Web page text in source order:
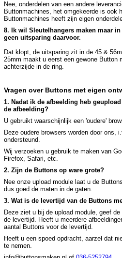
Nee, onderdelen van een andere
Buttonmachines, het omgekeerde is ook
Buttonmachines heeft zijn eigen
8. Ik wil Sleutelhangers maken maar
geen uitsparing daarvoor.
Dat klopt, de uitsparing zit in de 45 &
25mm maakt u eerst een gewone Button
achterzijde in de ring.
Vragen over Buttons met eigen
1. Nadat ik de afbeelding heb
de afbeelding?
U gebruikt waarschijnlijk een 'oudere'
Deze oudere browsers worden door ons,
ondersteund.
Wij verzoeken u gebruik te maken van
Firefox, Safari, etc.
2. Zijn de Buttons op ware grote?
Nee onze upload module laat u de
dus goed de maten in de gaten.
3. Wat is de levertijd van de Buttons
Deze ziet u bij de upload module, geef
de levertijd. Heeft u meerdere
aantal Buttons voor de levertijd.
Heeft u een spoed opdracht, aarzel dat
te nemen.